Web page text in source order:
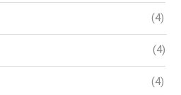
(4)
(4)
(4)